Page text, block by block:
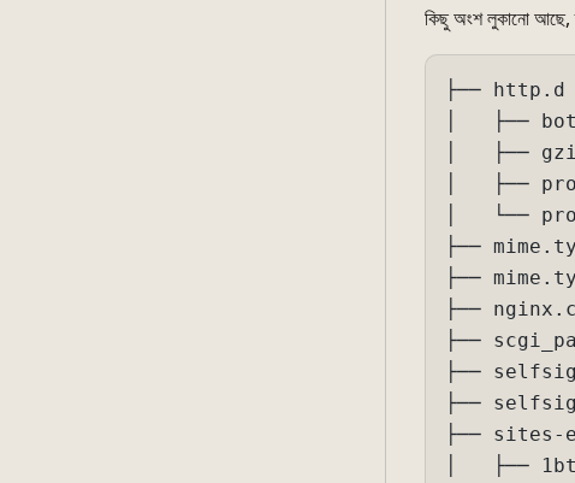
কিছু অংশ লুকানো আছে,
├── http.d
│   ├──
│   ├──
│   ├──
│   └──
├──
├──
├──
├──
├──
├──
├── sites-
│   ├──